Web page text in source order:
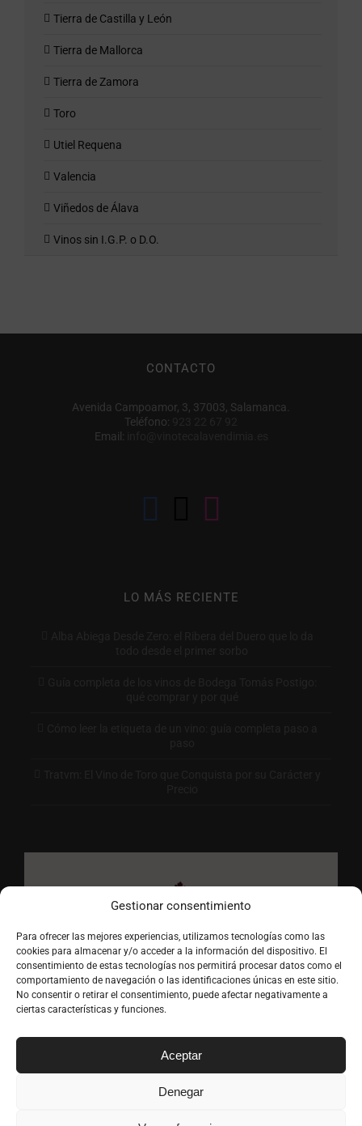
Gestionar consentimiento
Para ofrecer las mejores experiencias, utilizamos tecnologías como las
cookies para almacenar y/o acceder a la información del dispositivo. El
consentimiento de estas tecnologías nos permitirá procesar datos como el
comportamiento de navegación o las identificaciones únicas en este sitio.
No consentir o retirar el consentimiento, puede afectar negativamente a
ciertas características y funciones.
Aceptar
Denegar
Tierra de Castilla y León
Tierra de Mallorca
Tierra de Zamora
Toro
Utiel Requena
Valencia
Viñedos de Álava
Vinos sin I.G.P. o D.O.
CONTACTO
Avenida Campoamor, 3, 37003, Salamanca.
Teléfono:
Email:
LO MÁS RECIENTE